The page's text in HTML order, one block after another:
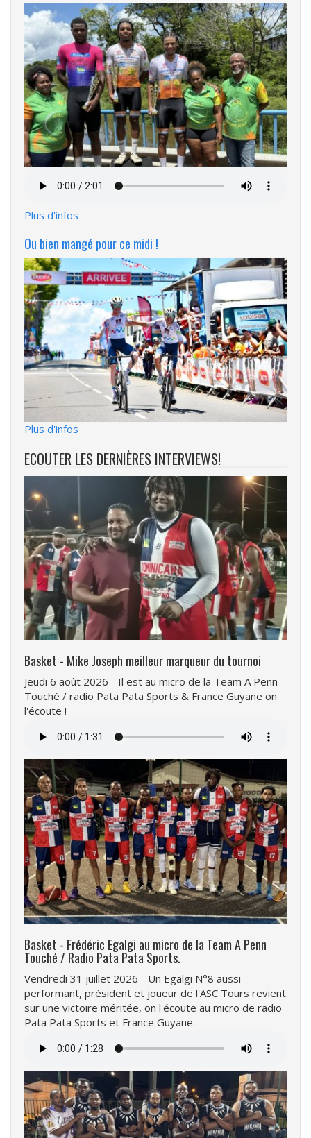
audio
Plus d'infos
Ou bien mangé pour ce midi !
Plus d'infos
ECOUTER LES DERNIÈRES INTERVIEWS!
Basket - Mike Joseph meilleur marqueur du tournoi
Jeudi 6 août 2026 - Il est au micro de la Team A Penn
Touché / radio Pata Pata Sports & France Guyane on
l'écoute !
audio
Basket - Frédéric Egalgi au micro de la Team A Penn
Touché / Radio Pata Pata Sports.
Vendredi 31 juillet 2026 - Un Egalgi N°8 aussi
performant, président et joueur de l'ASC Tours revient
sur une victoire méritée, on l'écoute au micro de radio
Pata Pata Sports et France Guyane.
audio